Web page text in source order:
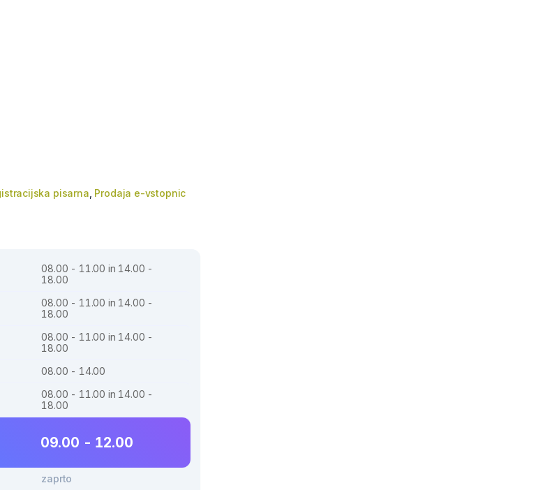
pisarna Prodaja e-vstopnic
08.00 - 11.00 in 14.00 -
18.00
08.00 - 11.00 in 14.00 -
18.00
08.00 - 11.00 in 14.00 -
18.00
08.00 - 14.00
08.00 - 11.00 in 14.00 -
18.00
09.00 - 12.00
zaprto